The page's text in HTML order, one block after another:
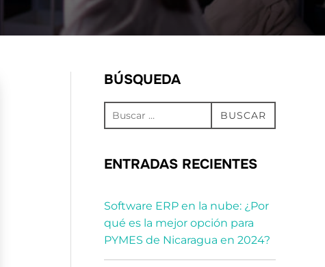
BÚSQUEDA
Buscar: BUSCAR
ENTRADAS RECIENTES
Software ERP en la nube: ¿Por
qué es la mejor opción para
PYMES de Nicaragua en 2024?